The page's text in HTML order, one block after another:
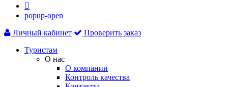

popup-open
Личный кабинет
Проверить заказ
Туристам
О нас
О компании
Контроль качества